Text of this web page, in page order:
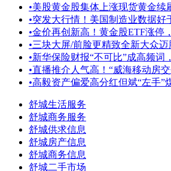
•美股黄金股集体上涨现货黄金续
•突发大行情！美国制造业数据好
•金价再创新高！黄金股ETF涨停
•三块大屏/前脸更精致全新大众迈
•新华保险财报“不可比”成高频词
•直播推介人气高！“威海移动房
•高毅资产偏爱高分红但斌“左手”
舒城生活服务
舒城商务服务
舒城供求信息
舒城房产信息
舒城商务信息
舒城二手市场